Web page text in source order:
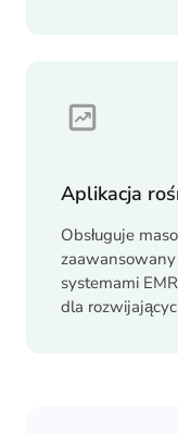
Aplikacja
Obsługuje
systemami
dla